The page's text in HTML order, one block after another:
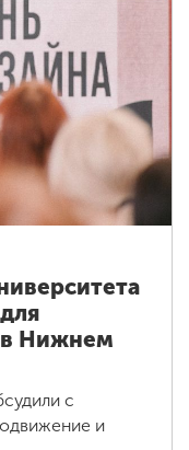
в Нижнем
с
и